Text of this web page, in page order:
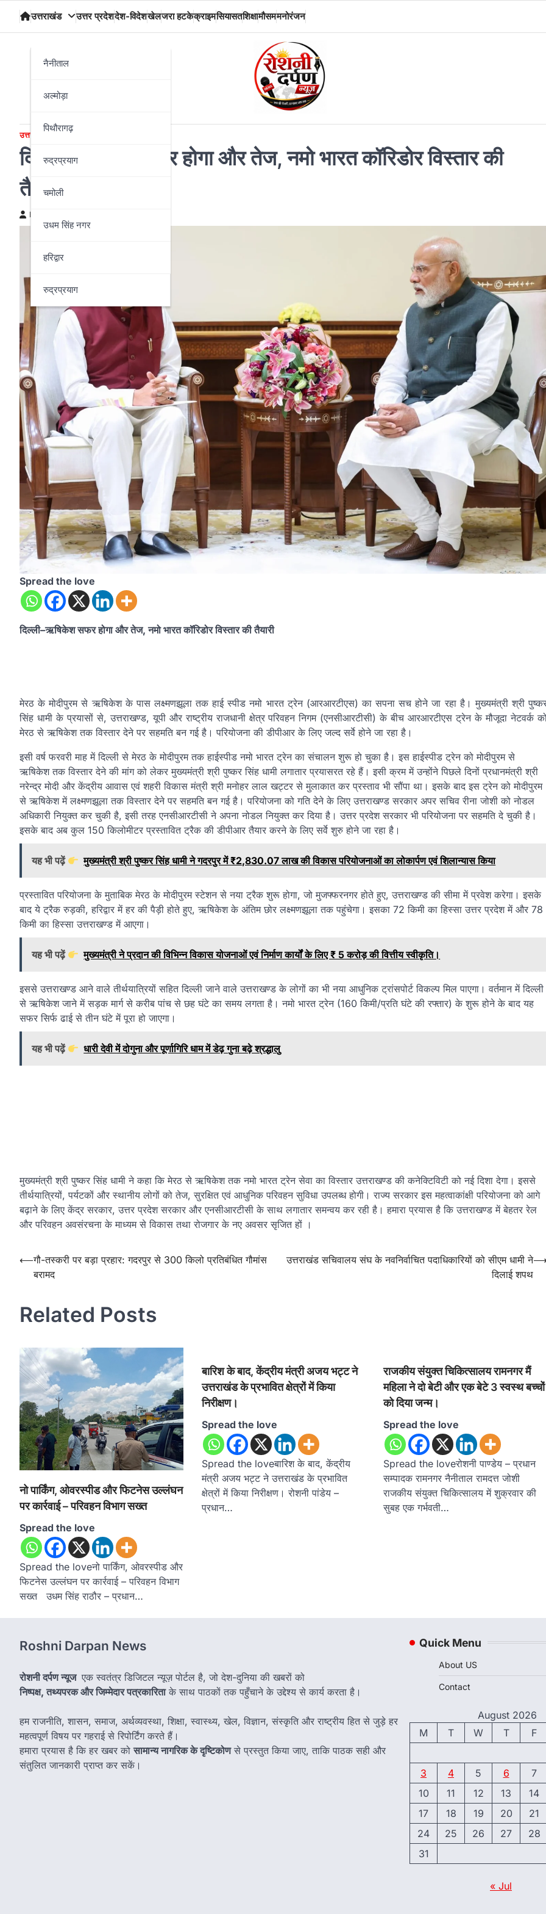
content
उत्तराखंड
नैनीताल
अल्मोड़ा
पिथौरागढ़
रुद्रप्रयाग
चमोली
उधम सिंह नगर
हरिद्वार
रुद्रप्रयाग
उत्तर प्रदेशदेश-विदेशखेलजरा हटकेक्राइमसियासतशिक्षामौसममनोरंजन
उत्तराखंड देहरादून
दिल्ली–ऋषिकेश सफर होगा और तेज, नमो भारत कॉरिडोर विस्तार की
तैयारी
News Desk
Spread the love
दिल्ली–ऋषिकेश सफर होगा और तेज, नमो भारत कॉरिडोर विस्तार की तैयारी
मेरठ के मोदीपुरम से ऋषिकेश के पास लक्ष्मणझूला तक हाई स्पीड नमो भारत ट्रेन (आरआरटीएस) का सपना सच होने जा रहा है। मुख्यमंत्री श्री
सिंह धामी के प्रयासों से, उत्तराखण्ड, यूपी और राष्ट्रीय राजधानी क्षेत्र परिवहन निगम (एनसीआरटीसी) के बीच आरआरटीएस ट्रेन के मौजूदा नेटवर्क
मेरठ से ऋषिकेश तक विस्तार देने पर सहमति बन गई है। परियोजना की डीपीआर के लिए जल्द सर्वे होने जा रहा है।
इसी वर्ष फरवरी माह में दिल्ली से मेरठ के मोदीपुरम तक हाईस्पीड नमो भारत ट्रेन का संचालन शुरू हो चुका है। इस हाईस्पीड ट्रेन को मोदीपुरम से
ऋषिकेश तक विस्तार देने की मांग को लेकर मुख्यमंत्री श्री पुष्कर सिंह धामी लगातार प्रयासरत रहे हैं। इसी क्रम में उन्होंने पिछले दिनों प्रधानमंत्री श्री
नरेन्द्र मोदी और केंद्रीय आवास एवं शहरी विकास मंत्री श्री मनोहर लाल खट्टर से मुलाकात कर प्रस्ताव भी सौंपा था। इसके बाद इस ट्रेन को मोदीपुरम
से ऋषिकेश में लक्ष्मणझूला तक विस्तार देने पर सहमति बन गई है। परियोजना को गति देने के लिए उत्तराखण्ड सरकार अपर सचिव रीना जोशी को नोडल
अधिकारी नियुक्त कर चुकी है, इसी तरह एनसीआरटीसी ने अपना नोडल नियुक्त कर दिया है। उत्तर प्रदेश सरकार भी परियोजना पर सहमति दे चुकी है।
इसके बाद अब कुल 150 किलोमीटर प्रस्तावित ट्रैक की डीपीआर तैयार करने के लिए सर्वे शुरु होने जा रहा है।
यह भी पढ़ें मुख्यमंत्री श्री पुष्कर सिंह धामी ने गदरपुर में ₹2,830.07 लाख की विकास परियोजनाओं का लोकार्पण एवं शिलान्यास किया
प्रस्तावित परियोजना के मुताबिक मेरठ के मोदीपुरम स्टेशन से नया ट्रैक शुरू होगा, जो मुजफ्फरनगर होते हुए, उत्तराखण्ड की सीमा में प्रवेश करेगा। इसके
बाद ये ट्रैक रुड़की, हरिद्वार में हर की पैड़ी होते हुए, ऋषिकेश के अंतिम छोर लक्ष्मणझूला तक पहुंचेगा। इसका 72 किमी का हिस्सा उत्तर प्रदेश में और 78
किमी का हिस्सा उत्तराखण्ड में आएगा।
यह भी पढ़ें मुख्यमंत्री ने प्रदान की विभिन्न विकास योजनाओं एवं निर्माण कार्यों के लिए ₹ 5 करोड़ की वित्तीय स्वीकृति।
इससे उत्तराखण्ड आने वाले तीर्थयात्रियों सहित दिल्ली जाने वाले उत्तराखण्ड के लोगों का भी नया आधुनिक ट्रांसपोर्ट विकल्प मिल पाएगा। वर्तमान में दिल्ली
से ऋषिकेश जाने में सड़क मार्ग से करीब पांच से छह घंटे का समय लगता है। नमो भारत ट्रेन (160 किमी/प्रति घंटे की रफ्तार) के शुरू होने के बाद यह
सफर सिर्फ ढाई से तीन घंटे में पूरा हो जाएगा।
यह भी पढ़ें धारी देवी में दोगुना और पूर्णागिरि धाम में डेढ़ गुना बढ़े श्रद्धालु
मुख्यमंत्री श्री पुष्कर सिंह धामी ने कहा कि मेरठ से ऋषिकेश तक नमो भारत ट्रेन सेवा का विस्तार उत्तराखण्ड की कनेक्टिविटी को नई दिशा देगा। इससे
तीर्थयात्रियों, पर्यटकों और स्थानीय लोगों को तेज, सुरक्षित एवं आधुनिक परिवहन सुविधा उपलब्ध होगी। राज्य सरकार इस महत्वाकांक्षी परियोजना को आगे
बढ़ाने के लिए केंद्र सरकार, उत्तर प्रदेश सरकार और एनसीआरटीसी के साथ लगातार समन्वय कर रही है। हमारा प्रयास है कि उत्तराखण्ड में बेहतर रेल
और परिवहन अवसंरचना के माध्यम से विकास तथा रोजगार के नए अवसर सृजित हों ।
Post
navigation
⟵गौ-तस्करी पर बड़ा प्रहार: गदरपुर से 300 किलो प्रतिबंधित गौमांस
बरामद
उत्तराखंड सचिवालय संघ के नवनिर्वाचित पदाधिकारियों को सीएम धामी ने
दिलाई शपथ
Related Posts
नो पार्किंग, ओवरस्पीड और फिटनेस उल्लंघन
पर कार्रवाई – परिवहन विभाग सख्त
Spread the love
Spread the loveनो पार्किंग, ओवरस्पीड और
फिटनेस उल्लंघन पर कार्रवाई – परिवहन विभाग
सख्त उधम सिंह राठौर – प्रधान…
बारिश के बाद, केंद्रीय मंत्री अजय भट्ट ने
उत्तराखंड के प्रभावित क्षेत्रों में किया
निरीक्षण।
Spread the love
Spread the loveबारिश के बाद, केंद्रीय
मंत्री अजय भट्ट ने उत्तराखंड के प्रभावित
क्षेत्रों में किया निरीक्षण। रोशनी पांडेय –
प्रधान…
राजकीय संयुक्त चिकित्सालय रामनगर मैं
महिला ने दो बेटी और एक बेटे 3 स्वस्थ बच्चों
को दिया जन्म।
Spread the love
Spread the loveरोशनी पाण्डेय – प्रधान
सम्पादक रामनगर नैनीताल रामदत्त जोशी
राजकीय संयुक्त चिकित्सालय में शुक्रवार की
सुबह एक गर्भवती…
Roshni Darpan News
रोशनी दर्पण न्यूज एक स्वतंत्र डिजिटल न्यूज़ पोर्टल है, जो देश-दुनिया की खबरों को
निष्पक्ष, तथ्यपरक और जिम्मेदार पत्रकारिताके साथ पाठकों तक पहुँचाने के उद्देश्य से कार्य करता है।
हम राजनीति, शासन, समाज, अर्थव्यवस्था, शिक्षा, स्वास्थ्य, खेल, विज्ञान, संस्कृति और राष्ट्रीय हित से जुड़े हर
महत्वपूर्ण विषय पर गहराई से रिपोर्टिंग करते हैं।
हमारा प्रयास है कि हर खबर कोसामान्य नागरिक के दृष्टिकोणसे प्रस्तुत किया जाए, ताकि पाठक सही और
संतुलित जानकारी प्राप्त कर सकें।
Quick Menu
About US
Contact
August 2026
M
T W T F
3 4 5 6
7
10
11 12 13
14
17
18 19 20
21
24
25 26 27
28
31
« Jul